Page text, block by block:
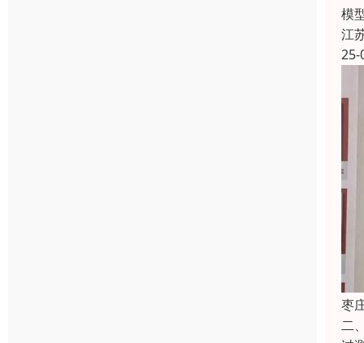
模
江
25-
枣
二